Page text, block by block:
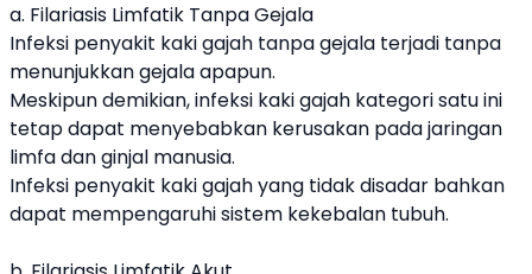
a. Filariasis Limfatik Tanpa Gejala
Infeksi penyakit kaki gajah tanpa gejala terjadi tanpa
menunjukkan gejala apapun.
Meskipun demikian, infeksi kaki gajah kategori satu ini
tetap dapat menyebabkan kerusakan pada jaringan
limfa dan ginjal manusia.
Infeksi penyakit kaki gajah yang tidak disadar bahkan
dapat mempengaruhi sistem kekebalan tubuh.